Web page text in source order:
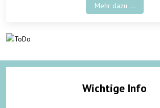
Mehr dazu ...
Wichtige Info